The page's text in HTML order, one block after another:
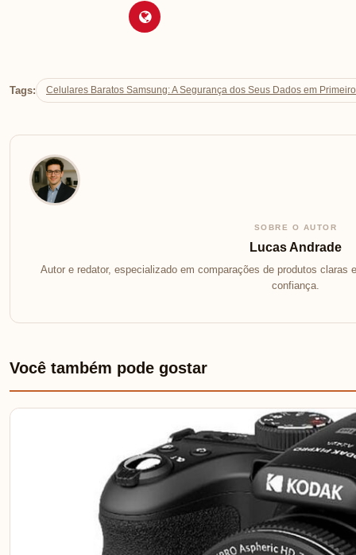
Tags: Celulares Baratos Samsung: A Segurança dos Seus Dados em
SOBRE O AUTOR
Lucas Andrade
Autor e redator, especializado em comparações de produtos claras
confiança.
Você também pode gostar